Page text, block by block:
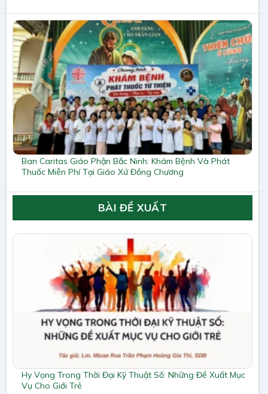
Ban Caritas Giáo Phận Bắc Ninh: Khám Bệnh Và Phát
Thuốc Miễn Phí Tại Giáo Xứ Đồng Chương
BÀI ĐỀ XUẤT
Hy Vọng Trong Thời Đại Kỹ Thuật Số: Những Đề Xuất Mục
Vụ Cho Giới Trẻ